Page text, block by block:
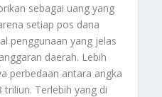
sebagai uang yang
setiap pos dana
penggunaan yang jelas
daerah. Lebih
perbedaan antara angka
triliun. Terlebih yang di